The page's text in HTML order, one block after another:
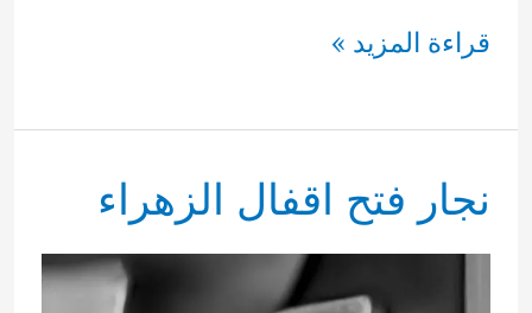
نجار
اقفال
جابرالعلى
قراءة المزيد »
نجار فتح اقفال الزهراء